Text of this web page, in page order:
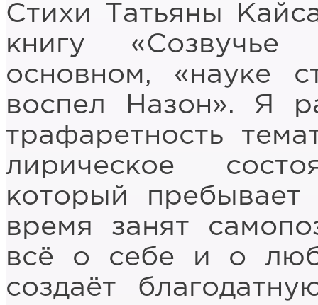
Стихи Татьяны
книгу
основном, «науке
воспел Назон». Я
трафаретность
лирическое
который
время занят
всё о себе и о
создаёт